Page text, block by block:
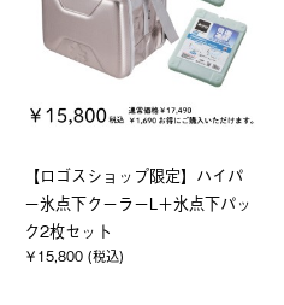
【ロゴスショップ限定】ハイパ
ー氷点下クーラーL＋氷点下パッ
ク2枚セット
￥15,800 (税込)